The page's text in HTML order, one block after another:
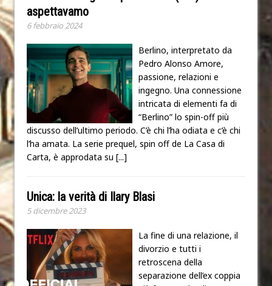
aspettavamo
6 febbraio 2024
Berlino, interpretato da
Pedro Alonso Amore,
passione, relazioni e
ingegno. Una connessione
intricata di elementi fa di
“Berlino” lo spin-off più
discusso dell’ultimo periodo. C’è chi l’ha odiata e c’è chi
l’ha amata. La serie prequel, spin off de La Casa di
Carta, è approdata su [...]
Unica: la verità di Ilary Blasi
5 dicembre 2023
La fine di una relazione, il
divorzio e tutti i
retroscena della
separazione dell’ex coppia